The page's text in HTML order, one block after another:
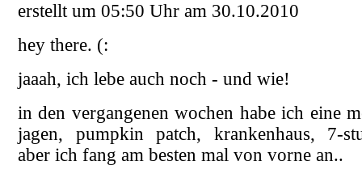
erstellt um 05:50 Uhr am 30.10.2010
hey there. (:
jaaah, ich lebe auch noch - und wie!
in den vergangenen wochen habe ich eine
jagen, pumpkin patch, krankenhaus, 7-
aber ich fang am besten mal von vorne an..